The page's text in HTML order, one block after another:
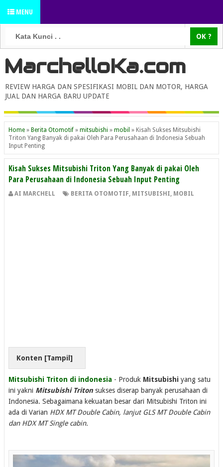
MENU
MarchelloKa.com
REVIEW HARGA DAN SPESIFIKASI MOBIL DAN MOTOR, HARGA
JUAL DAN HARGA BARU UPDATE
Home » Berita Otomotif » mitsubishi » mobil » Kisah Sukses Mitsubishi
Triton Yang Banyak di pakai Oleh Para Perusahaan di Indonesia Sebuah
Input Penting
Kisah Sukses Mitsubishi Triton Yang Banyak di pakai Oleh
Para Perusahaan di Indonesia Sebuah Input Penting
AI MARCHELL BERITA OTOMOTIF MITSUBISHI MOBIL
Konten [Tampil]
Mitsubishi Triton di indonesia - Produk Mitsubishi yang satu
ini yakni Mitsubishi Triton sukses diserap banyak perusahaan di
Indonesia. Sebagaimana kekuatan besar dari Mitsubishi Triton ini
ada di Varian HDX MT Double Cabin, lanjut GLS MT Double Cabin
dan HDX MT Single cabin.